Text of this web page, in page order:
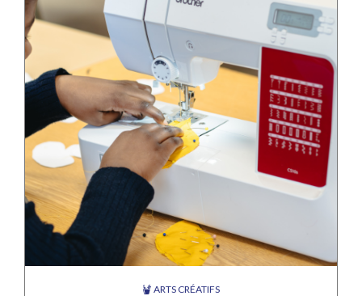
ARTS CRÉATIFS